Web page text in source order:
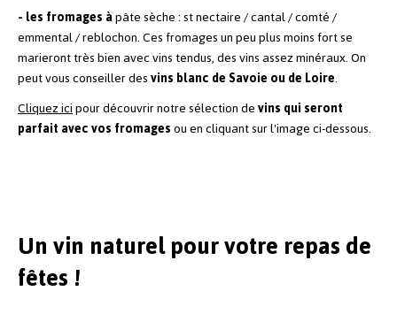
- les fromages àpâte sèche : st nectaire / cantal / comté /
emmental / reblochon. Ces fromages un peu plus moins fort se
marieront très bien avec vins tendus, des vins assez minéraux. On
peut vous conseiller desvins blanc de Savoie ou de Loire.
Cliquez icipour découvrir notre sélection devins qui seront
parfait avec vos fromagesou en cliquant sur l'image ci-dessous.
Un vin naturel pour votre repas de
fêtes !